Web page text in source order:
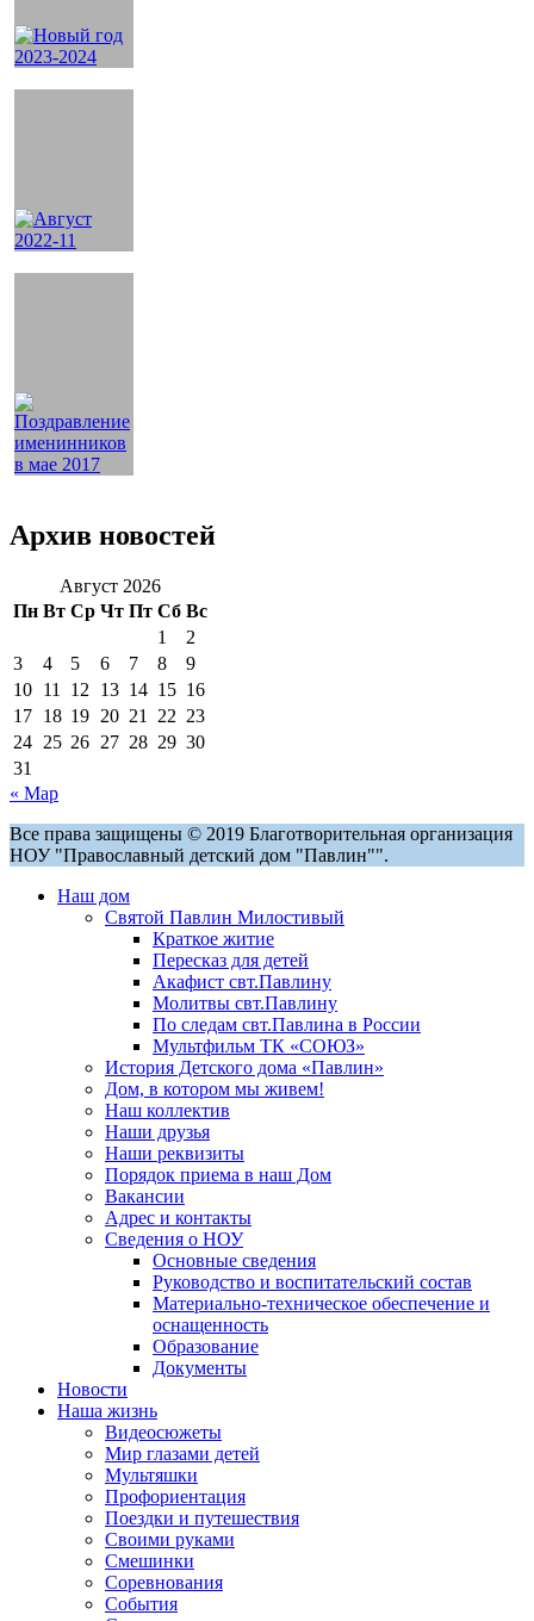
Архив новостей
Август 2026
Пн Вт Ср Чт Пт Сб Вс
1
2
3
4 5 6 7 8
9
10 11 12 13 14 15 16
17 18 19 20 21 22 23
24 25 26 27 28 29 30
31
« Мар
Все права защищены © 2019 Благотворительная организация
НОУ "Православный детский дом "Павлин"".
Наш дом
Святой Павлин Милостивый
Краткое житие
Пересказ для детей
Акафист свт.Павлину
Молитвы свт.Павлину
По следам свт.Павлина в России
Мультфильм ТК «СОЮЗ»
История Детского дома «Павлин»
Дом, в котором мы живем!
Наш коллектив
Наши друзья
Наши реквизиты
Порядок приема в наш Дом
Вакансии
Адрес и контакты
Сведения о НОУ
Основные сведения
Руководство и воспитательский состав
Материально-техническое обеспечение и
оснащенность
Образование
Документы
Новости
Наша жизнь
Видеосюжеты
Мир глазами детей
Мультяшки
Профориентация
Поездки и путешествия
Своими руками
Смешинки
Соревнования
События